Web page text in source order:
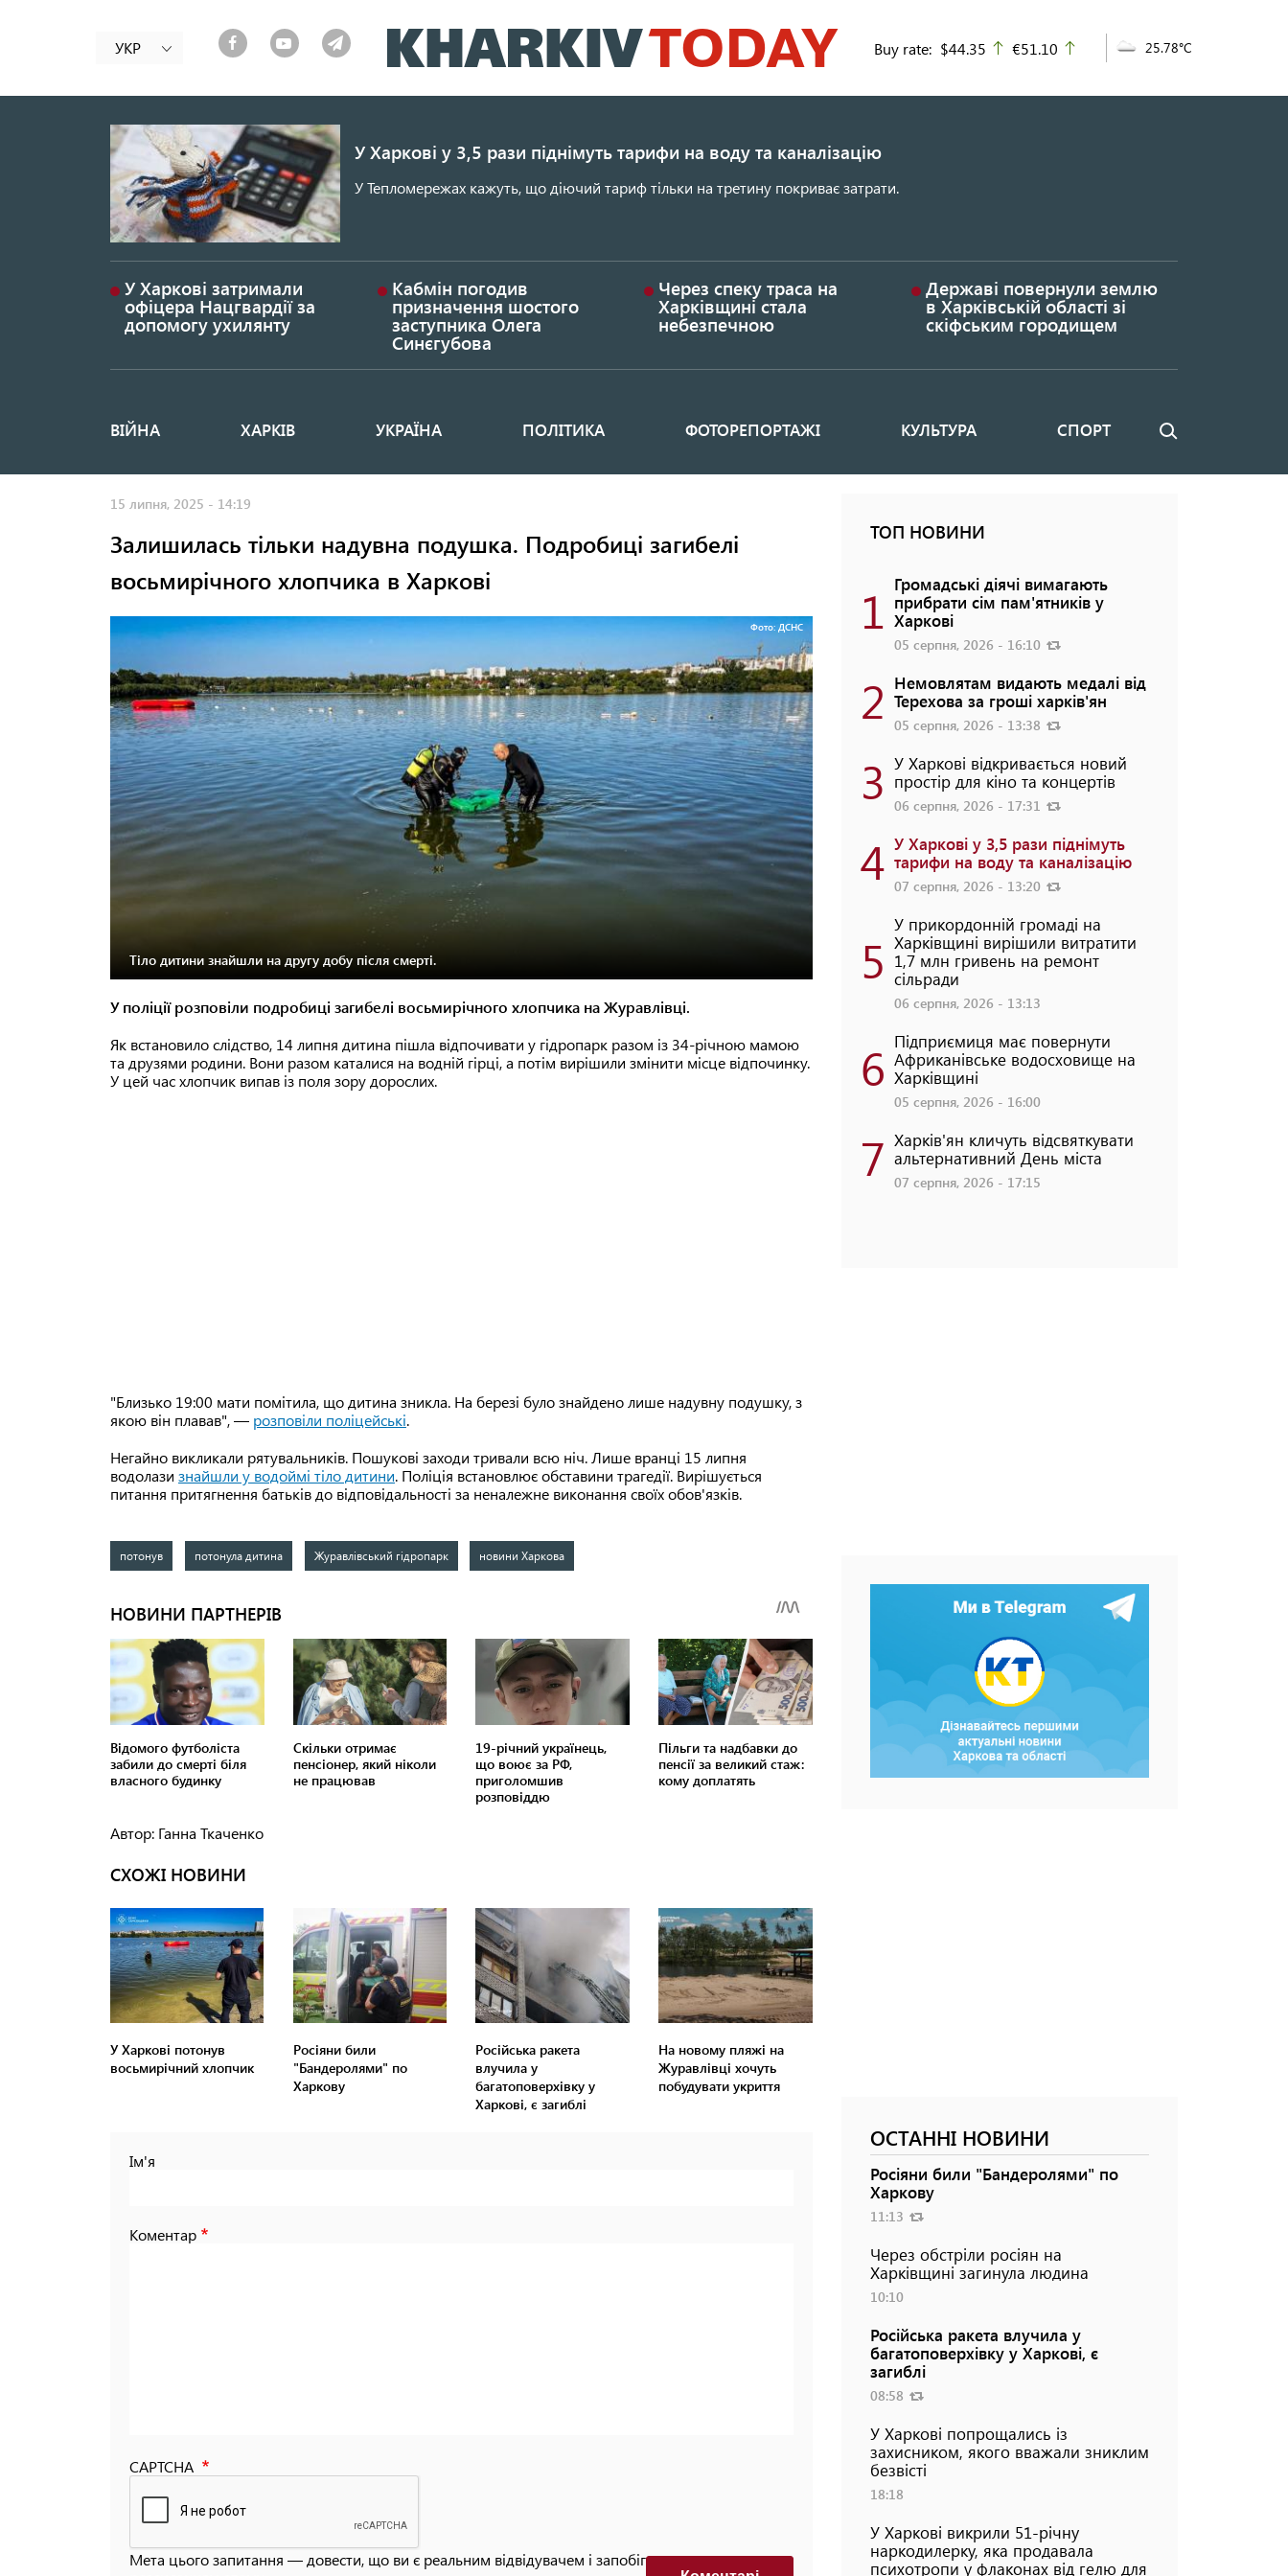
до
основного
УКР Buy rate: $44.35 up
€51.10 25.78°C
У Харкові у 3,5 рази піднімуть тарифи на воду та каналізацію
У Тепломережах кажуть, що діючий тариф тільки на третину покриває затрати.
У Харкові затримали
офіцера Нацгвардії за
допомогу ухилянту
Кабмін погодив
призначення шостого
заступника Олега
Синєгубова
Через спеку траса на
Харківщині стала
небезпечною
Державі повернули землю
в Харківській області зі
скіфським городищем
Основная
ВІЙНА ХАРКІВ УКРАЇНА ПОЛІТИКА ФОТОРЕПОРТАЖІ КУЛЬТУРА СПОРТ Пошук
15 липня, 2025 - 14:19
Залишилась тільки надувна подушка. Подробиці загибелі
восьмирічного хлопчика в Харкові
Фото: ДСНС
Тіло дитини знайшли на другу добу після смерті.
У поліції розповіли подробиці загибелі восьмирічного хлопчика на Журавлівці.
Як встановило слідство, 14 липня дитина пішла відпочивати у гідропарк разом із 34-річною мамою
та друзями родини. Вони разом каталися на водній гірці, а потім вирішили змінити місце відпочинку.
У цей час хлопчик випав із поля зору дорослих.
"Близько 19:00 мати помітила, що дитина зникла. На березі було знайдено лише надувну подушку, з
якою він плавав", — розповіли поліцейські.
Негайно викликали рятувальників. Пошукові заходи тривали всю ніч. Лише вранці 15 липня
водолази знайшли у водоймі тіло дитини. Поліція встановлює обставини трагедії. Вирішується
питання притягнення батьків до відповідальності за неналежне виконання своїх обов'язків.
потонув потонула дитина Журавлівський гідропарк новини Харкова
Автор: Ганна Ткаченко
СХОЖІ НОВИНИ
У Харкові потонув
восьмирічний хлопчик
Росіяни били
"Бандеролями" по
Харкову
Російська ракета
влучила у
багатоповерхівку у
Харкові, є загиблі
На новому пляжі на
Журавлівці хочуть
побудувати укриття
Ім'я
Коментар
CAPTCHA
Мета цього запитання — довести, що ви є реальним відвідувачем і запобігти автоматизованим
ТОП НОВИНИ
1 Громадські діячі вимагають
прибрати сім пам'ятників у
Харкові
05 серпня, 2026 - 16:10
2 Немовлятам видають медалі від
Терехова за гроші харків'ян
05 серпня, 2026 - 13:38
3 У Харкові відкривається новий
простір для кіно та концертів
06 серпня, 2026 - 17:31
4 У Харкові у 3,5 рази піднімуть
тарифи на воду та каналізацію
07 серпня, 2026 - 13:20
5
У прикордонній громаді на
Харківщині вирішили витратити
1,7 млн гривень на ремонт
сільради
06 серпня, 2026 - 13:13
6 Підприємиця має повернути
Африканівське водосховище на
Харківщині
05 серпня, 2026 - 16:00
7 Харків'ян кличуть відсвяткувати
альтернативний День міста
07 серпня, 2026 - 17:15
ОСТАННІ НОВИНИ
Росіяни били "Бандеролями" по
Харкову
11:13
Через обстріли росіян на
Харківщині загинула людина
10:10
Російська ракета влучила у
багатоповерхівку у Харкові, є
загиблі
08:58
У Харкові попрощались із
захисником, якого вважали зниклим
безвісті
18:18
У Харкові викрили 51-річну
наркодилерку, яка продавала
психотропи у флаконах від гелю для